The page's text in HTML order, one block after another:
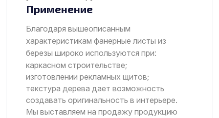
Применение
Благодаря вышеописанным
характеристикам фанерные листы из
березы широко используются при:
каркасном строительстве;
изготовлении рекламных щитов;
текстура дерева дает возможность
создавать оригинальность в интерьере.
Мы выставляем на продажу продукцию